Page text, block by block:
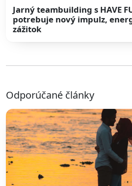
Jarný teambuilding s HAVE
potrebuje nový impulz,
zážitok
Odporúčané články